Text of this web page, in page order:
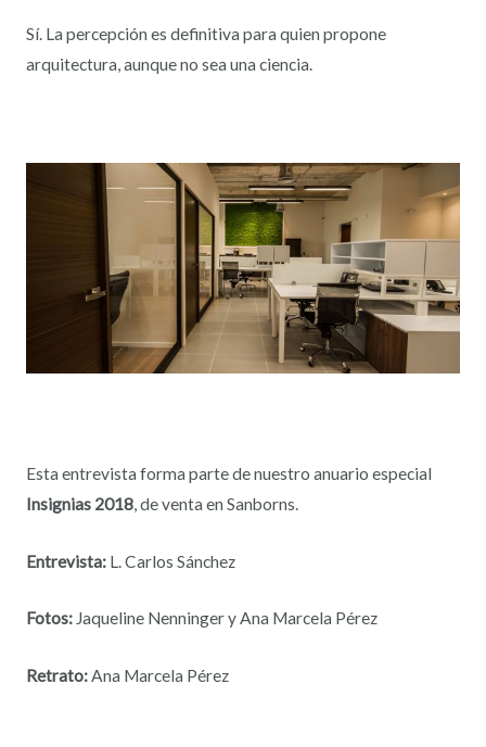
Sí. La percepción es definitiva para quien propone
arquitectura, aunque no sea una ciencia.
Esta entrevista forma parte de nuestro anuario especial
Insignias 2018, de venta en Sanborns.
Entrevista:L. Carlos Sánchez
Fotos:Jaqueline Nenninger y Ana Marcela Pérez
Retrato:Ana Marcela Pérez